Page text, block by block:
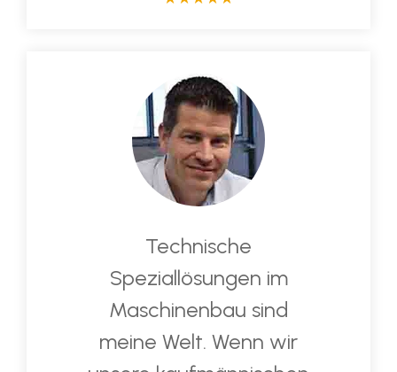
Technische
Speziallösungen im
Maschinenbau sind
meine Welt. Wenn wir